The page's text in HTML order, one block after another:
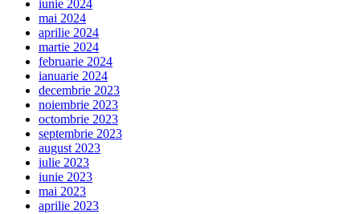
iunie 2024
mai 2024
aprilie 2024
martie 2024
februarie 2024
ianuarie 2024
decembrie 2023
noiembrie 2023
octombrie 2023
septembrie 2023
august 2023
iulie 2023
iunie 2023
mai 2023
aprilie 2023